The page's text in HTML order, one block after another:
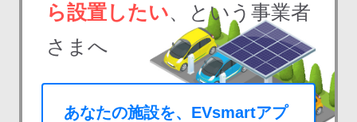
ら設置したい、という事業者
さまへ
あなたの施設を、EVsmartアプ